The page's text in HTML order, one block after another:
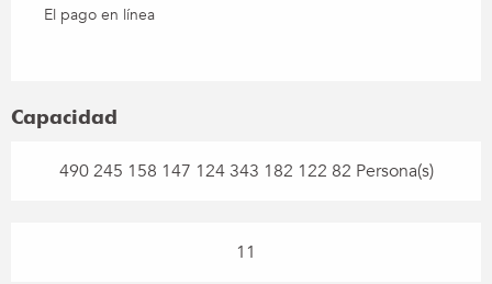
El pago en línea
Capacidad
490 245 158 147 124 343 182 122 82 Persona(s)
11